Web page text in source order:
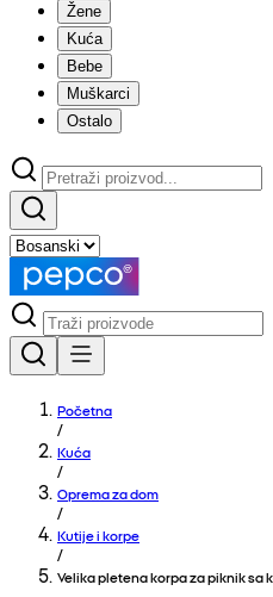
Žene
Kuća
Bebe
Muškarci
Ostalo
Početna
/
Kuća
/
Oprema za dom
/
Kutije i korpe
/
Velika pletena korpa za piknik sa